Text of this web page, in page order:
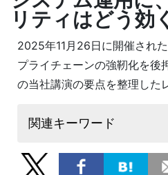
リティはどう効
2025年11月26日に開催され
プライチェーンの強靭化を後
の当社講演の要点を整理した
関連キーワード